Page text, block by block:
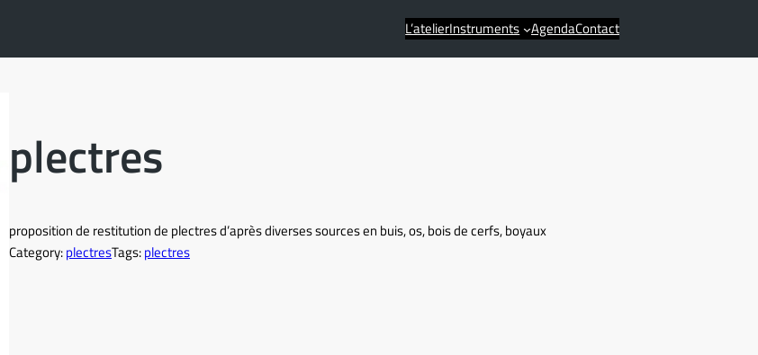
L’atelierInstruments AgendaContact
plectres
proposition de restitution de plectres d’après diverses sources en buis, os, bois de cerfs, boyaux
Category:plectresTags:plectres